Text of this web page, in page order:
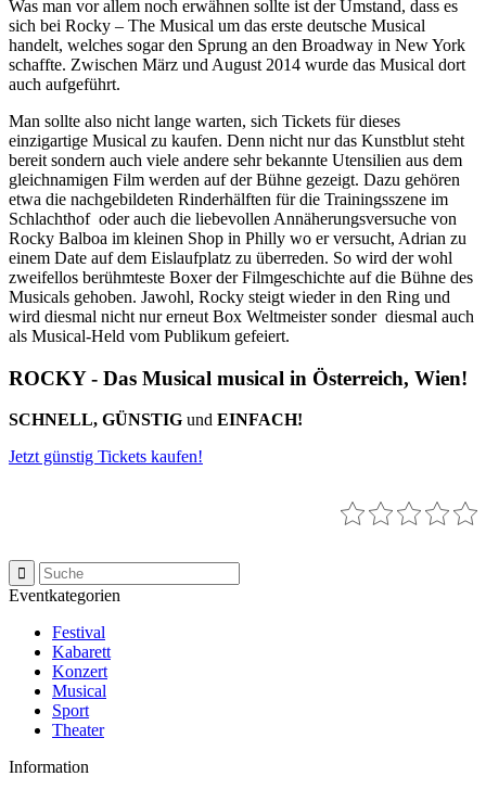
Was man vor allem noch erwähnen sollte ist der Umstand, dass es
sich bei Rocky – The Musical um das erste deutsche Musical
handelt, welches sogar den Sprung an den Broadway in New York
schaffte. Zwischen März und August 2014 wurde das Musical dort
auch aufgeführt.
Man sollte also nicht lange warten, sich Tickets für dieses
einzigartige Musical zu kaufen. Denn nicht nur das Kunstblut steht
bereit sondern auch viele andere sehr bekannte Utensilien aus dem
gleichnamigen Film werden auf der Bühne gezeigt. Dazu gehören
etwa die nachgebildeten Rinderhälften für die Trainingsszene im
Schlachthof oder auch die liebevollen Annäherungsversuche von
Rocky Balboa im kleinen Shop in Philly wo er versucht, Adrian zu
einem Date auf dem Eislaufplatz zu überreden. So wird der wohl
zweifellos berühmteste Boxer der Filmgeschichte auf die Bühne des
Musicals gehoben. Jawohl, Rocky steigt wieder in den Ring und
wird diesmal nicht nur erneut Box Weltmeister sonder diesmal auch
als Musical-Held vom Publikum gefeiert.
ROCKY - Das Musical musical in Österreich, Wien!
SCHNELL, GÜNSTIG und EINFACH!
Jetzt günstig Tickets kaufen!
Eventkategorien
Festival
Kabarett
Konzert
Musical
Sport
Theater
Information